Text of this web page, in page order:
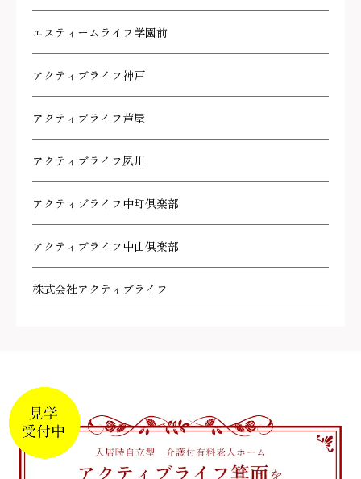
エスティームライフ学園前
アクティブライフ神戸
アクティブライフ芦屋
アクティブライフ夙川
アクティブライフ中町倶楽部
アクティブライフ中山倶楽部
株式会社アクティブライフ